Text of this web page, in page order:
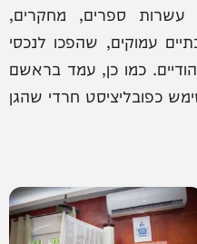
עשרות ספרים, מחקרים,
עמוקים, שהפכו לנכסי
כמו כן, עמד בראשם
כפובליציסט חרדי שהגן